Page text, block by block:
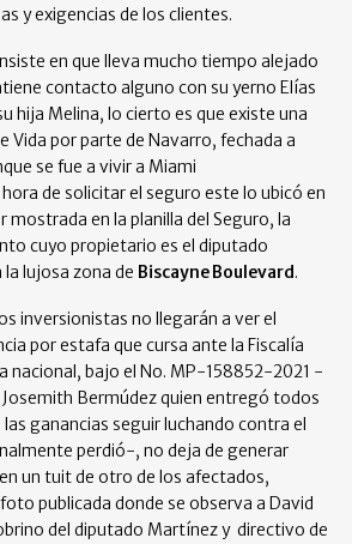
y exigencias de los clientes.
en que lleva mucho tiempo alejado
contacto alguno con su yerno Elías
hija Melina, lo cierto es que existe una
Vida por parte de Navarro, fechada a
se fue a vivir a Miami
de solicitar el seguro este lo ubicó en
mostrada en la planilla del Seguro, la
cuyo propietario es el diputado
lujosa zona de Biscayne Boulevard.
inversionistas no llegarán a ver el
por estafa que cursa ante la Fiscalía
nacional, bajo el No. MP-158852-2021 -
Bermúdez quien entregó todos
ganancias seguir luchando contra el
perdió-, no deja de generar
un tuit de otro de los afectados,
publicada donde se observa a David
del diputado Martínez y directivo de